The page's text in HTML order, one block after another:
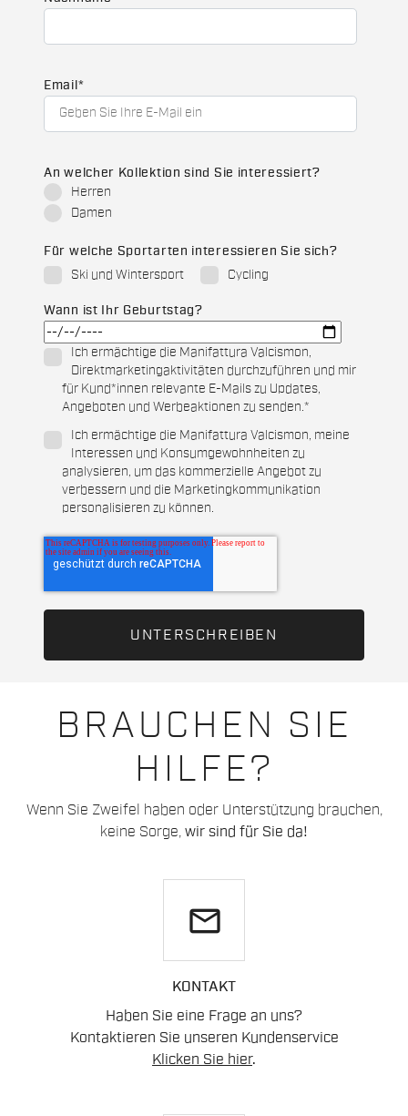
BRAUCHEN SIE
HILFE?
Wenn Sie Zweifel haben oder Unterstützung brauchen,
keine Sorge, wir sind für Sie da!
email
KONTAKT
Haben Sie eine Frage an uns?
Kontaktieren Sie unseren Kundenservice
Klicken Sie hier.
Email *
An welcher Kollektion sind Sie interessiert?
Herren
Damen
Für welche Sportarten interessieren Sie sich?
Ski und Wintersport
Cycling
Wann ist Ihr Geburtstag?
Ich ermächtige die Manifattura Valcismon,
Direktmarketingaktivitäten durchzuführen und mir
für Kund*innen relevante E-Mails zu Updates,
Angeboten und Werbeaktionen zu senden.*
Ich ermächtige die Manifattura Valcismon, meine
Interessen und Konsumgewohnheiten zu
analysieren, um das kommerzielle Angebot zu
verbessern und die Marketingkommunikation
personalisieren zu können.